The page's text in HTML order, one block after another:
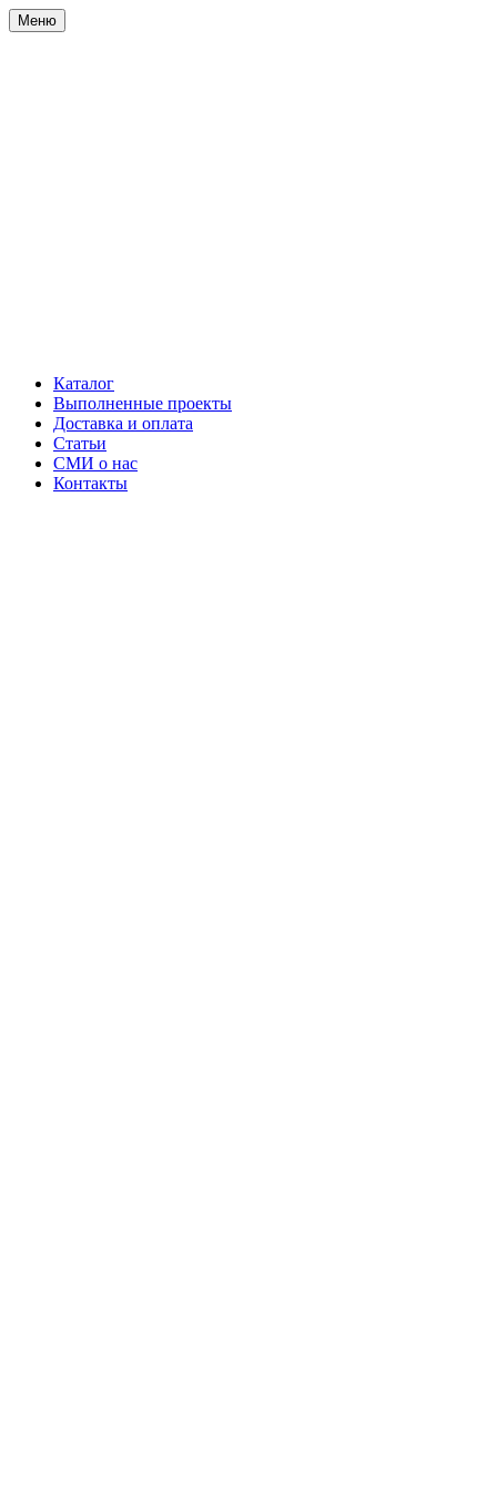
Меню
Каталог
Выполненные проекты
Доставка и оплата
Статьи
СМИ о нас
Контакты